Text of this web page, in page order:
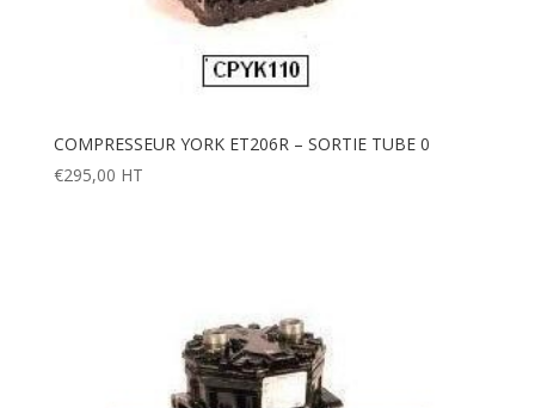
COMPRESSEUR YORK ET206R – SORTIE TUBE 0
€295,00 HT